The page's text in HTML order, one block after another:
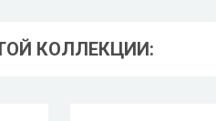
КОЛЛЕКЦИИ: